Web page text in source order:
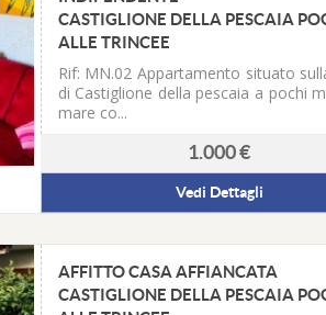
CASTIGLIONE DELLA PESCAIA
ALLE TRINCEE
Rif: MN.02 Appartamento situato
di Castiglione della pescaia a pochi
mare co...
1.000 €
Vedi Dettagli
AFFITTO CASA AFFIANCATA
CASTIGLIONE DELLA PESCAIA